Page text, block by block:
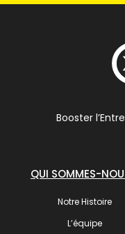
Booster
QUI SOMMES-
Notre Histoire
L’équipe